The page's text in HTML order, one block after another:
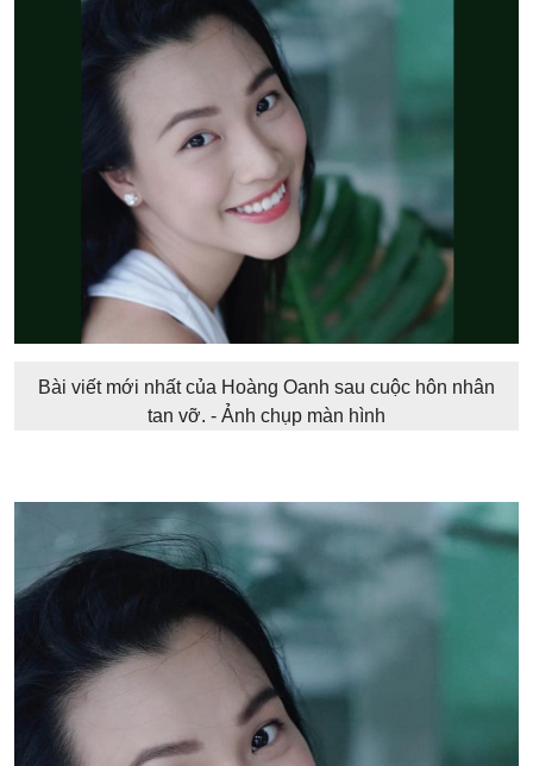
Bài viết mới nhất của Hoàng Oanh sau cuộc hôn nhân
tan vỡ. - Ảnh chụp màn hình